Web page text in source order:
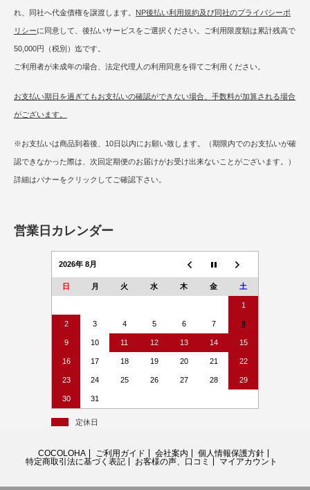
れ、同社へ代金債権を譲渡します。 NP後払い利用規約及び同社のプライバシーポ
リシーに同意して、後払いサービスをご選択ください。ご利用限度額は累計残高で
50,000円（税別）迄です。
ご利用者が未成年の場合、法定代理人の利用同意を得てご利用ください。
お支払い期日を過ぎてもお支払いの確認ができない場合、手数料が加算される場合
がございます。
※お支払いは商品到着後、10日以内にお願い致します。（期限内でのお支払いが確
認できなかった際は、次回定期便のお届けがお受け出来ないことがございます。）
詳細はバナーをクリックしてご確認下さい。
営業日カレンダー
2026年 8月
日 月 火 水 木 金 土
1
2 3 4 5 6 7 8
9 10 11 12 13 14 15
16 17 18 19 20 21 22
23 24 25 26 27 28 29
30 31
定休日
COCOLOHA ご利用ガイド 会社案内
個人情報保護方針
特定商取引法に基づく表記
お客様の声、口コミ マイアカウント